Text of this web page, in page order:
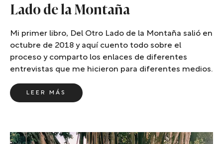
Lado de la Montaña
Mi primer libro, Del Otro Lado de la Montaña salió en
octubre de 2018 y aquí cuento todo sobre el
proceso y comparto los enlaces de diferentes
entrevistas que me hicieron para diferentes medios.
LEER MÁS